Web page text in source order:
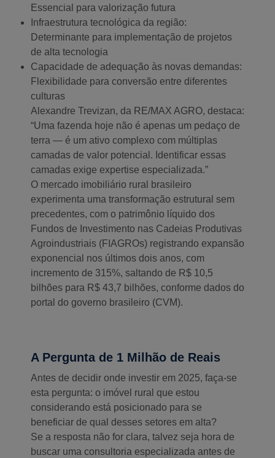
Essencial para valorização futura
Infraestrutura tecnológica da região:
Determinante para implementação de projetos
de alta tecnologia
Capacidade de adequação às novas demandas:
Flexibilidade para conversão entre diferentes
culturas
Alexandre Trevizan, da RE/MAX AGRO, destaca:
“Uma fazenda hoje não é apenas um pedaço de
terra — é um ativo complexo com múltiplas
camadas de valor potencial. Identificar essas
camadas exige expertise especializada.”
O mercado imobiliário rural brasileiro
experimenta uma transformação estrutural sem
precedentes, com o patrimônio líquido dos
Fundos de Investimento nas Cadeias Produtivas
Agroindustriais (FIAGROs) registrando expansão
exponencial nos últimos dois anos, com
incremento de 315%, saltando de R$ 10,5
bilhões para R$ 43,7 bilhões, conforme dados do
portal do governo brasileiro (CVM).
A Pergunta de 1 Milhão de Reais
Antes de decidir onde investir em 2025, faça-se
esta pergunta: o imóvel rural que estou
considerando está posicionado para se
beneficiar de qual desses setores em alta?
Se a resposta não for clara, talvez seja hora de
buscar uma consultoria especializada antes de